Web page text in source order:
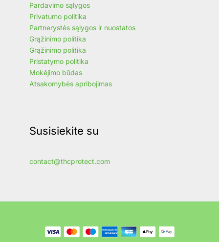
Pardavimo sąlygos
Privatumo politika
Partnerystės sąlygos ir nuostatos
Grąžinimo politika
Grąžinimo politika
Pristatymo politika
Mokėjimo būdas
Atsakomybės apribojimas
Susisiekite su
contact@thcprotect.com